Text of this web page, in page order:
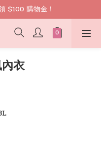
折 優惠券再免運
$100 購物金！
折 優惠券再免運
衣